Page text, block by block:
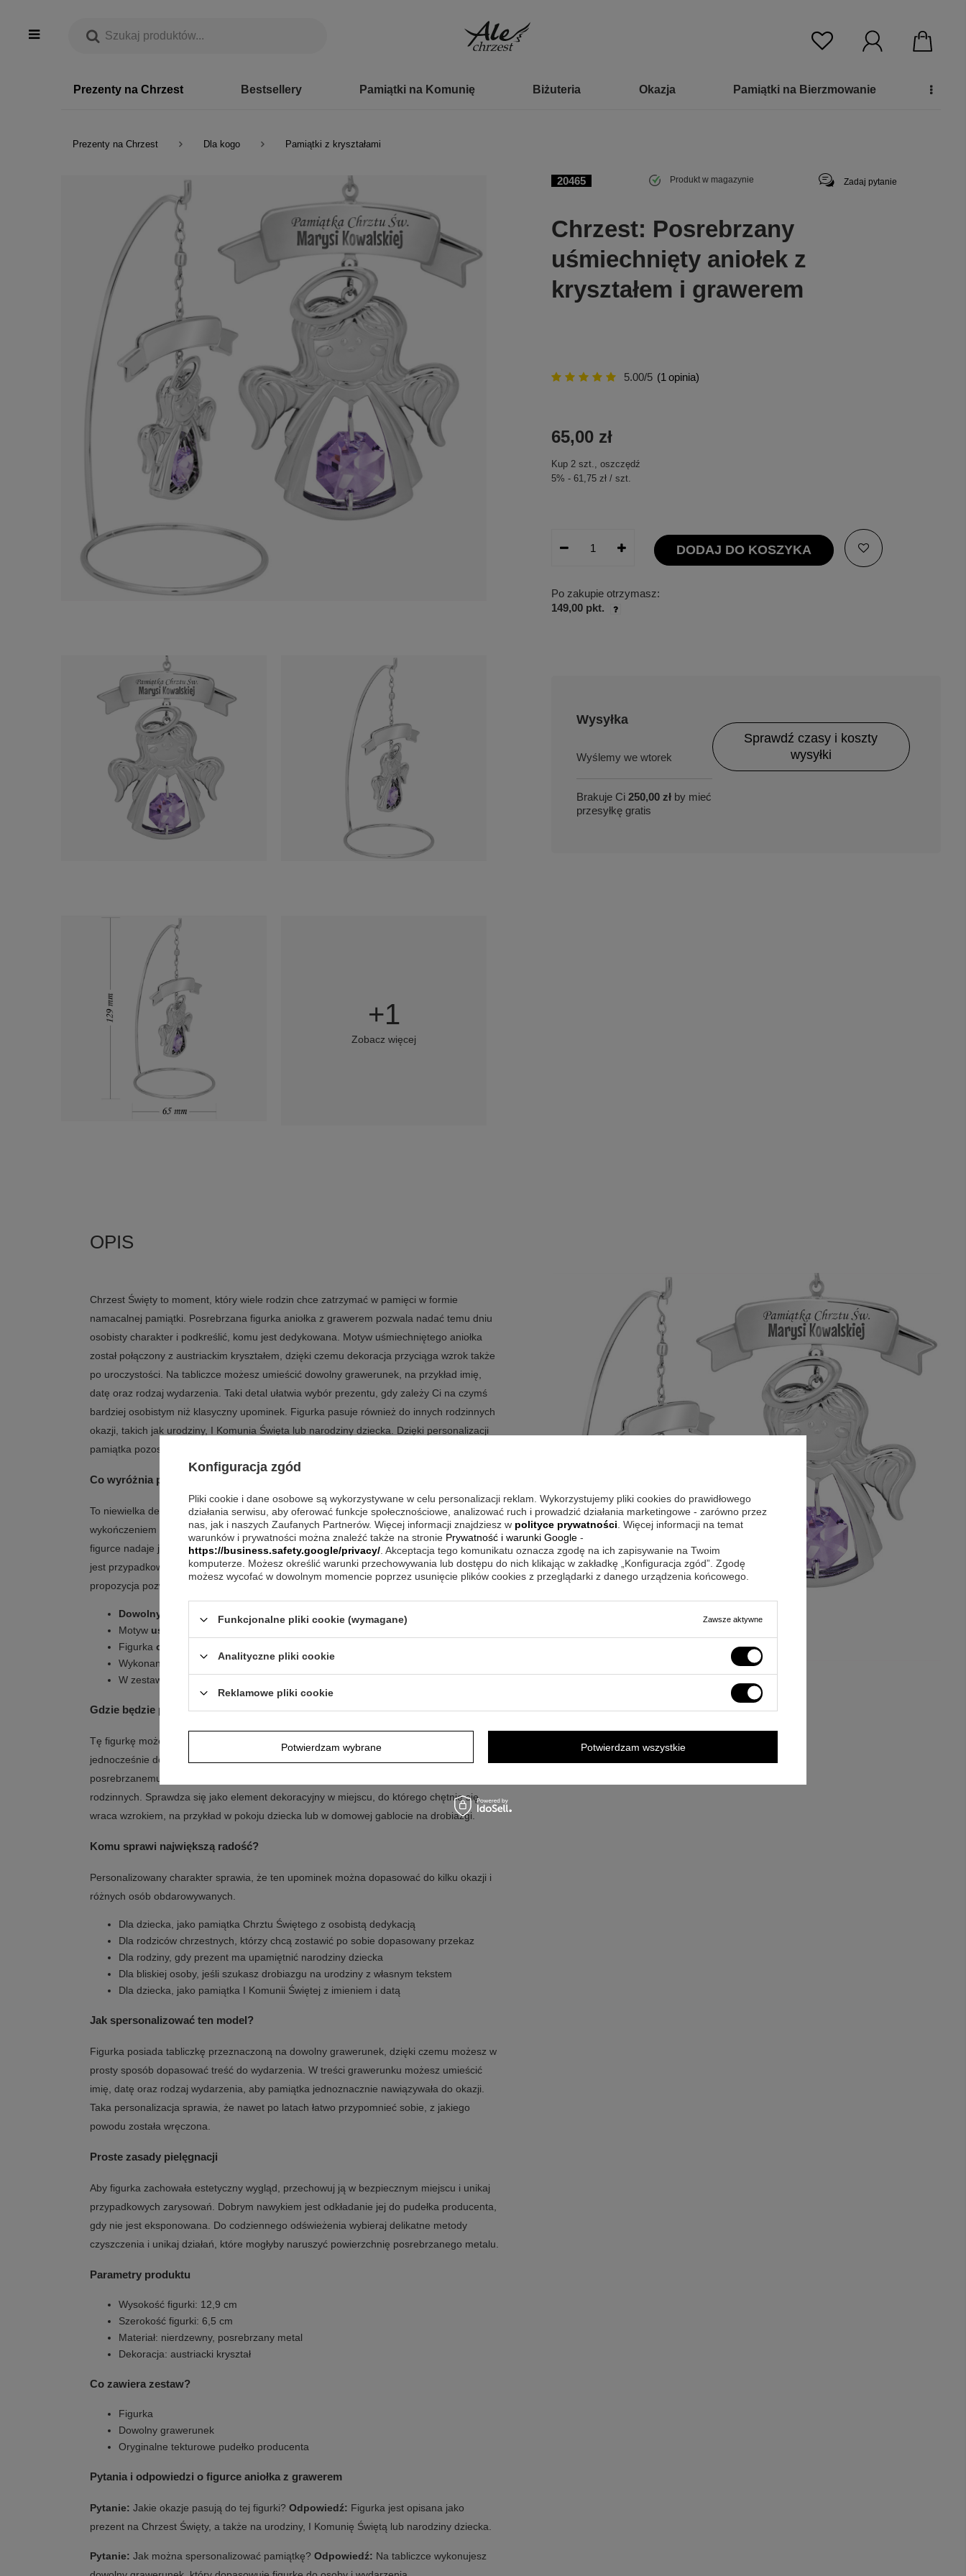
Prezenty na Chrzest Bestsellery Pamiątki na Komunię Biżuteria Okazja Pamiątki na Bierzmowanie
Prezenty na Chrzest Dla kogo Pamiątki z kryształami
+1
Zobacz więcej
20465 Produkt w magazynie Zadaj pytanie
Chrzest: Posrebrzany
uśmiechnięty aniołek z
kryształem i grawerem
5.00/5 (1 opinia)
65,00 zł
Kup 2 szt., oszczędź
5% - 61,75 zł / szt.
DODAJ DO KOSZYKA
Po zakupie otrzymasz:
149,00 pkt.
Wysyłka
we wtorek
Brakuje Ci 250,00 zł by mieć
przesyłkę gratis
Sprawdź czasy i koszty
wysyłki
Chrzest Święty to moment, który wiele rodzin chce zatrzymać w pamięci w formie
namacalnej pamiątki. Posrebrzana figurka aniołka z grawerem pozwala nadać temu dniu
osobisty charakter i podkreślić, komu jest dedykowana. Motyw uśmiechniętego aniołka
został połączony z austriackim kryształem, dzięki czemu dekoracja przyciąga wzrok także
po uroczystości. Na tabliczce możesz umieścić dowolny grawerunek, na przykład imię,
datę oraz rodzaj wydarzenia. Taki detal ułatwia wybór prezentu, gdy zależy Ci na czymś
bardziej osobistym niż klasyczny upominek. Figurka pasuje również do innych rodzinnych
okazji, takich jak urodziny, I Komunia Święta lub narodziny dziecka. Dzięki personalizacji
pamiątka pozostaje czytelna i ważna także po wielu latach.
Co wyróżnia posrebrzaną figurkę aniołka z grawerem?
To niewielka dekoracja, która łączy symboliczny motyw aniołka z eleganckim
wykończeniem i możliwością dodania własnych słów. Austriacki kryształ umieszczony w
figurce nadaje jej przyjemny efekt wizualny, a personalny napis sprawia, że prezent nie
jest przypadkowy. Jeśli szukasz podarunku na uroczystość religijną lub rodzinne święto, ta
propozycja pozwala podkreślić rangę wydarzenia bez zbędnych dodatków.
Dowolny grawerunekna tabliczce, aby dopasować przekaz do okazji
Motyw uśmiechniętego aniołka
Figurka ozdobiona jest austriackim kryształem
Wykonanie z
nierdzewnego, posrebrzanego metalu
W zestawie znajduje się
Gdzie będzie prezentować się najlepiej?
Tę figurkę możesz potraktować jako ozdobę, która przypomina o ważnym dniu i
jednocześnie dobrze wpisuje się w domową przestrzeń. Dzięki klasycznemu,
posrebrzanemu wykończeniu łatwo zestawić ją z innymi pamiątkami z uroczystości
rodzinnych. Sprawdza się jako element dekoracyjny w miejscu, do którego chętnie się
wraca wzrokiem, na przykład w pokoju dziecka lub w domowej gablocie na drobiazgi.
Komu sprawi największą radość?
Personalizowany charakter sprawia, że ten upominek można dopasować do kilku okazji i
różnych osób obdarowywanych.
Dla dziecka, jako pamiątka Chrztu Świętego z osobistą dedykacją
Dla rodziców chrzestnych, którzy chcą zostawić po sobie dopasowany przekaz
Dla rodziny, gdy prezent ma upamiętnić narodziny dziecka
Dla bliskiej osoby, jeśli szukasz drobiazgu na urodziny z własnym tekstem
Dla dziecka, jako pamiątka I Komunii Świętej z imieniem i datą
Jak spersonalizować ten model?
Figurka posiada tabliczkę przeznaczoną na dowolny grawerunek, dzięki czemu możesz w
prosty sposób dopasować treść do wydarzenia. W treści grawerunku możesz umieścić
imię, datę oraz rodzaj wydarzenia, aby pamiątka jednoznacznie nawiązywała do okazji.
Taka personalizacja sprawia, że nawet po latach łatwo przypomnieć sobie, z jakiego
powodu została wręczona.
Proste zasady pielęgnacji
Aby figurka zachowała estetyczny wygląd, przechowuj ją w bezpiecznym miejscu i unikaj
przypadkowych zarysowań. Dobrym nawykiem jest odkładanie jej do pudełka producenta,
gdy nie jest eksponowana. Do codziennego odświeżenia wybieraj delikatne metody
czyszczenia i unikaj działań, które mogłyby naruszyć powierzchnię posrebrzanego metalu.
Parametry produktu
Wysokość figurki: 12,9 cm
Szerokość figurki: 6,5 cm
Materiał: nierdzewny, posrebrzany metal
Dekoracja: austriacki kryształ
Co zawiera zestaw?
Figurka
Dowolny grawerunek
Oryginalne tekturowe pudełko producenta
Pytania i odpowiedzi o figurce aniołka z grawerem
Pytanie: Jakie okazje pasują do tej figurki? Odpowiedź: Figurka jest opisana jako
prezent na Chrzest Święty, a także na urodziny, I Komunię Świętą lub narodziny dziecka.
Pytanie: Jak można spersonalizować pamiątkę? Odpowiedź: Na tabliczce wykonujesz
Konfiguracja zgód
Pliki cookie i dane osobowe są wykorzystywane w celu personalizacji reklam. Wykorzystujemy pliki cookies do prawidłowego
działania serwisu, aby oferować funkcje społecznościowe, analizować ruch i prowadzić działania marketingowe - zarówno przez
nas, jak i naszych Zaufanych Partnerów. Więcej informacji znajdziesz w polityce prywatności . Więcej informacji na temat
warunków i prywatności można znaleźć także na stronie Prywatność i warunki Google -
https://business.safety.google/privacy/ . Akceptacja tego komunikatu oznacza zgodę na ich zapisywanie na Twoim
komputerze. Możesz określić warunki przechowywania lub dostępu do nich klikając w zakładkę „Konfiguracja zgód”. Zgodę
możesz wycofać w dowolnym momencie poprzez usunięcie plików cookies z przeglądarki z danego urządzenia końcowego.
Funkcjonalne pliki cookie (wymagane) Zawsze aktywne
Analityczne pliki cookie
Reklamowe pliki cookie
Potwierdzam wybrane Potwierdzam wszystkie